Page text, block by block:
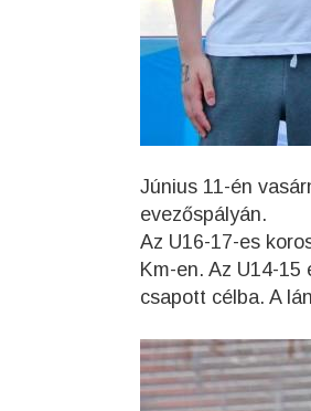
Június 11-én
evezőspályán.
Az U16-17-es
Km-en. Az U14-
csapott célba. A